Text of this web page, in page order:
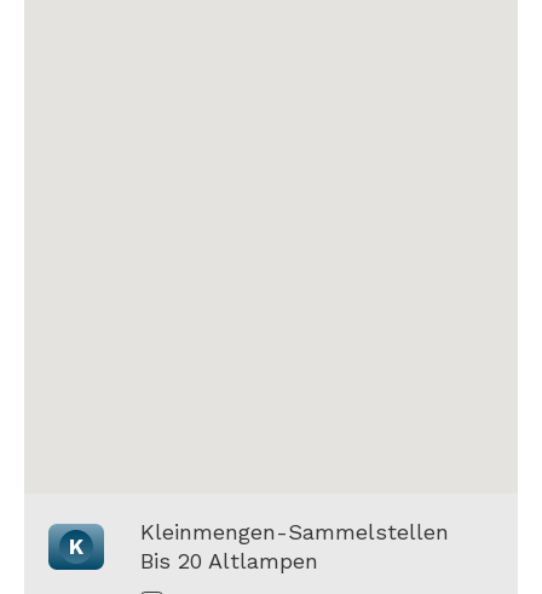
K
Kleinmengen-Sammelstellen
Bis 20 Altlampen